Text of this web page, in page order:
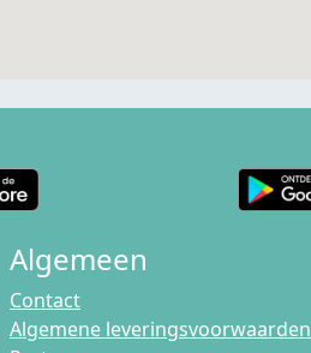
Algemeen
Contact
Algemene leveringsvoorwaarden